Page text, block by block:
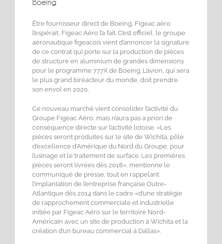
Boeing
Être fournisseur direct de Boeing, Figeac aéro
l’espérait, Figeac Aéro l’a fait. C’est officiel, le groupe
aéronautique figeacois vient d’annoncer la signature
de ce contrat qui porte sur la production de pièces
de structure en aluminium de grandes dimensions
pour le programme 777X de Boeing. L’avion, qui sera
le plus grand biréacteur du monde, doit prendre
son envol en 2020.
Ce nouveau marché vient consolider l’activité du
Groupe Figeac Aéro, mais n’aura pas a priori de
conséquence directe sur l’activité lotoise. «Les
pièces seront produites sur le site de Wichita, pôle
d’excellence d’Amérique du Nord du Groupe, pour
l’usinage et le traitement de surface. Les premières
pièces seront livrées dès 2018», mentionne le
communiqué de presse, tout en rappelant
l’implantation de l’entreprise française Outre-
Atlantique dès 2014 dans le cadre «d’une stratégie
de rapprochement commerciale et industrielle
initiée par Figeac Aéro sur le territoire Nord-
Américain avec un site de production à Wichita et la
création d’un bureau commercial à Dallas».